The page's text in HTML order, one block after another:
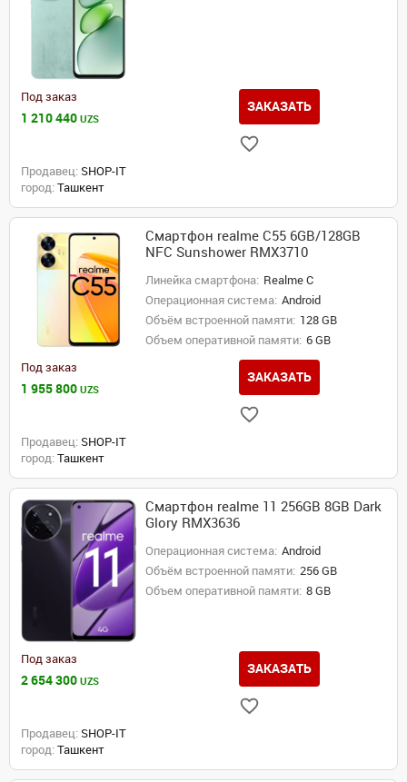
Под заказ
1 210 440 UZS
ЗАКАЗАТЬ
Продавец: SHOP-IT
город: Ташкент
Смартфон realme C55 6GB/128GB
NFC Sunshower RMX3710
Линейка смартфона: Realme C
Операционная система: Android
Объём встроенной памяти: 128 GB
Объем оперативной памяти: 6 GB
Под заказ
1 955 800 UZS
ЗАКАЗАТЬ
Продавец: SHOP-IT
город: Ташкент
Смартфон realme 11 256GB 8GB Dark
Glory RMX3636
Операционная система: Android
Объём встроенной памяти: 256 GB
Объем оперативной памяти: 8 GB
Под заказ
2 654 300 UZS
ЗАКАЗАТЬ
Продавец: SHOP-IT
город: Ташкент